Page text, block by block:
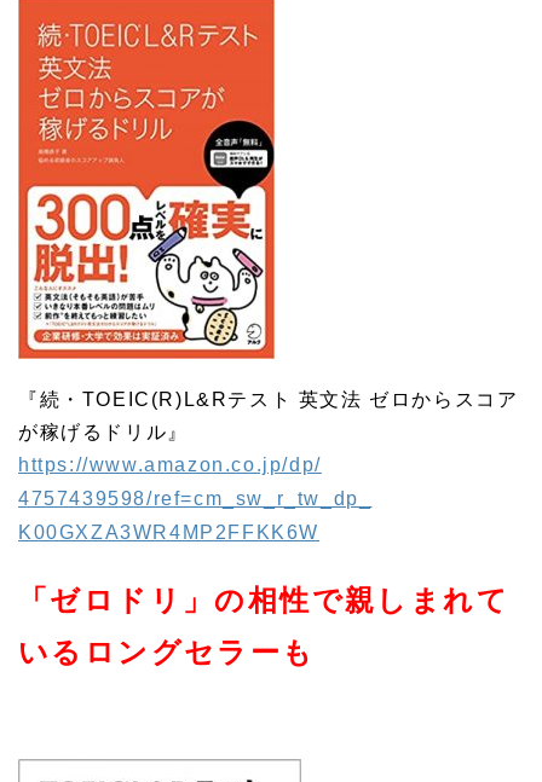
『続・TOEIC(R)L&Rテスト 英文法 ゼロからスコア
が稼げるドリル』
https://www.amazon.co.jp/dp/
4757439598/ref=cm_sw_r_tw_dp_
K00GXZA3WR4MP2FFKK6W
「ゼロドリ」の相性で親しまれて
いるロングセラーも